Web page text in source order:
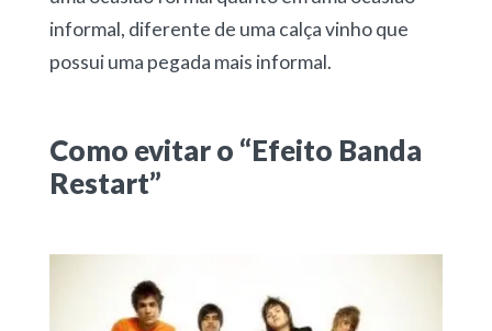
informal, diferente de uma calça vinho que
possui uma pegada mais informal.
Como evitar o “Efeito Banda
Restart”